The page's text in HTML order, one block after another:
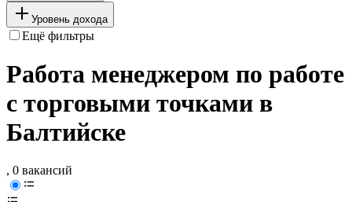
Уровень дохода
Ещё фильтры
Работа менеджером по работе
с торговыми точками в
Балтийске
, 0 вакансий